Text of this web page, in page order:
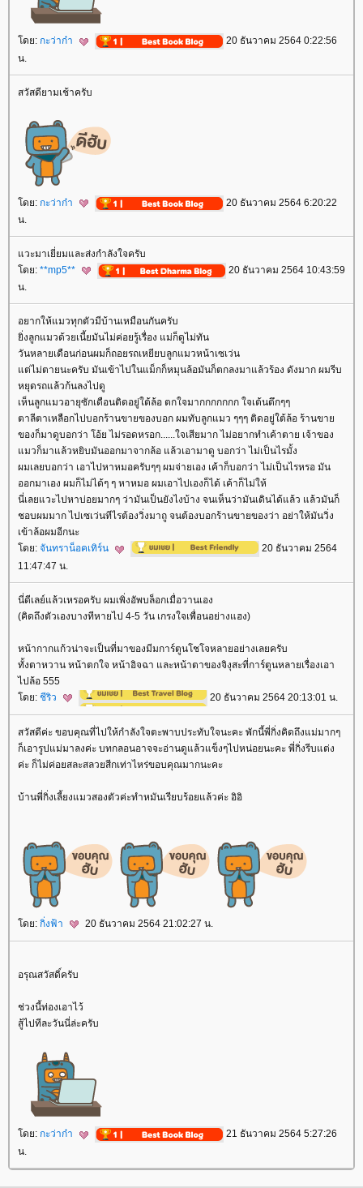
ดย: กะว่าก๋า
20 ธันวาคม 2564 0:22:56
น.
สวัสดียามเช้าครับ
ดย: กะว่าก๋า
20 ธันวาคม 2564 6:20:22
น.
วะมาเยี่ยมและส่งกำลังใจครับ
ดย: **mp5**
20 ธันวาคม 2564 10:43:59
น.
อยากให้แมวทุกตัวมีบ้านเหมือนกันครับ
ิ่งลูกแมวด้วยเนี้ยมันไม่ค่อยรู้เรื่อง แม่ก็ดูไม่ทัน
วันหลายเดือนก่อนผมก็ถอยรถเหยียบลูกแมวหน้าเซเว่น
ต่ไม่ตายนะครับ มันเข้าไปในแม็กก็หมุนล้อมันก็ตกลงมาแล้วร้อง ดังมาก ผมรีบ
หยุดรถแล้วก้นลงไปดู
เห็นลูกแมวอายุซักเดือนติดอยู่ใต้ล้อ ตกใจมากกกกกกก ใจเต้นตึกๆๆ
ตาลีตาเหลือกไปบอกร้านขายของบอก ผมทับลูกแมว ๆๆๆ ติดอยู่ใต้ล้อ ร้านขา
ของก็มาดูบอกว่า โอ้ย ไม่รอดหรอก......ใจเสียมาก ไม่อยากทำเค้าตาย เจ้าของ
มวก็มาแล้วหยิบมันออกมาจากล้อ แล้วเอามาดู บอกว่า ไม่เป็นไรมั้ง
ผมเลยบอกว่า เอาไปหาหมอครับๆๆ ผมจ่ายเอง เค้าก็บอกว่า ไม่เป็นไรหรอ มัน
ออกมาเอง ผมก็ไม่ได้ๆ ๆ หาหมอ ผมเอาไปเองก็ได้ เค้าก็ไม่ให้
นี่เลยแวะไปหาบ่อยมากๆ ว่ามันเป็นยังไงบ้าง จนเห็นว่ามันเดินได้แล้ว แล้วมันก็
ชอบผมมาก ไปเซเว่นทีไรต้องวิ่งมาถู จนต้องบอกร้านขายของว่า อย่าให้มันวิ่ง
เข้าล้อผมอีกนะ
ดย: จันทราน็อคเทิร์น
20 ธันวาคม 2564
11:47:47 น.
นี่ดีเลย์แล้วเหรอครับ ผมเพิ่งอัพบล็อกเมื่อวานเอง
(คิดถึงตัวเองบางทีหายไป 4-5 วัน เกรงใจเพื่อนอย่างแฮง)
หน้ากากแก้วน่าจะเป็นที่มาของมีมการ์ตูนโชโจหลายอย่างเลยครับ
ทั้งตาหวาน หน้าตกใจ หน้าอิจฉา และหน้าตาของจิงุสะที่การ์ตูนหลายเรื่องเอา
ไปล้อ 555
ดย: ชีริว 20 ธันวาคม 2564 20:13:01 น.
สวัสดีค่ะ ขอบคุณที่ไปให้กำลังใจตะพาบประทับใจนะคะ พักนี้พี่กิ่งคิดถึงแม่มากๆ
ก็เอารูปแม่มาลงค่ะ บทกลอนอาจจะอ่านดูแล้วแข็งๆไปหน่อยนะคะ พี่กิ่งรีบแต่ง
ค่ะ ก็ไม่ค่อยสละสลวยสีกเท่าไหร่ขอบคุณมากนะคะ
บ้านพี่กิ่งเลี้ยงแมวสองตัวค่ะทำหมันเรียบร้อยแล้วค่ะ อิอิ
ดย: กิ่งฟ้า 20 ธันวาคม 2564 21:02:27 น.
อรุณสวัสดิ์ครับ
ช่วงนี้ท่องเอาไว้
สู้ไปทีละวันนี่ล่ะครับ
ดย: กะว่าก๋า
21 ธันวาคม 2564 5:27:26
น.